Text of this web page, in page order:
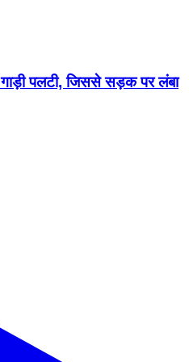
पलटी, जिससे सड़क पर लंबा